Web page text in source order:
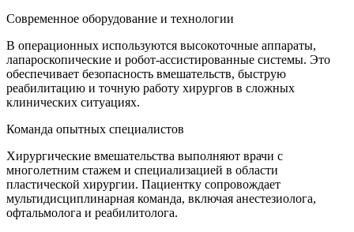
Современное оборудование и технологии
В операционных используются высокоточные аппараты,
лапароскопические и робот-ассистированные системы. Это
обеспечивает безопасность вмешательств, быструю
реабилитацию и точную работу хирургов в сложных
клинических ситуациях.
Команда опытных специалистов
Хирургические вмешательства выполняют врачи с
многолетним стажем и специализацией в области
пластической хирургии. Пациентку сопровождает
мультидисциплинарная команда, включая анестезиолога,
офтальмолога и реабилитолога.